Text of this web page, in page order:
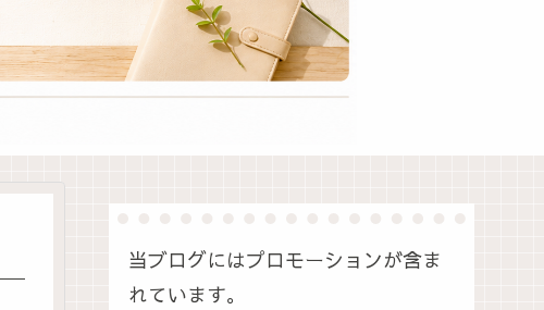
当ブログにはプロモーションが含ま
れています。